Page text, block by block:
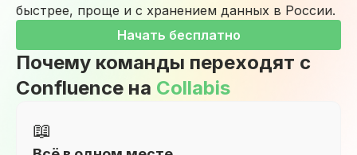
быстрее, проще и с хранением данных в России.
Начать бесплатно
Почему команды переходят с
Confluence на Collabis
📖